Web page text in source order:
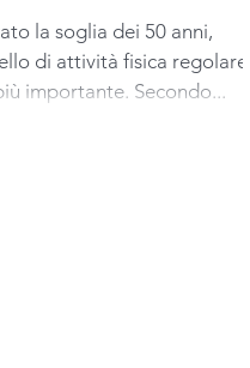
la soglia dei 50 anni,
di attività fisica regolare
importante. Secondo...